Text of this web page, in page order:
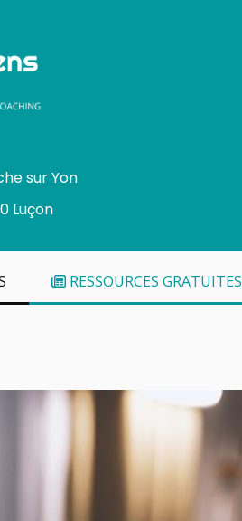
sur Yon
Luçon
RESSOURCES GRATUITES